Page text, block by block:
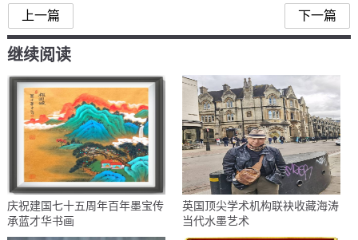
上一篇 下一篇
继续阅读
庆祝建国七十五周年百年墨宝传
承蓝才华书画
英国顶尖学术机构联袂收藏海涛
当代水墨艺术